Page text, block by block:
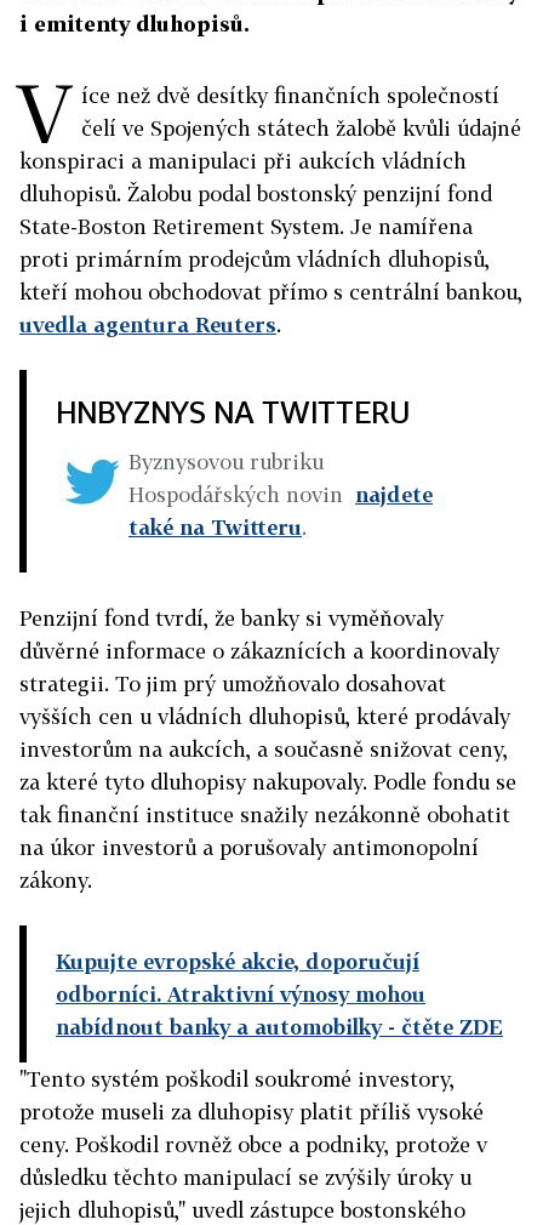
i emitenty dluhopisů.
V íce než dvě desítky finančních společností
čelí ve Spojených státech žalobě kvůli údajné
konspiraci a manipulaci při aukcích vládních
dluhopisů. Žalobu podal bostonský penzijní fond
State-Boston Retirement System. Je namířena
proti primárním prodejcům vládních dluhopisů,
kteří mohou obchodovat přímo s centrální bankou,
uvedla agentura Reuters.
HNBYZNYS NA TWITTERU
Byznysovou rubriku
Hospodářských novin najdete
také na Twitteru.
Penzijní fond tvrdí, že banky si vyměňovaly
důvěrné informace o zákaznících a koordinovaly
strategii. To jim prý umožňovalo dosahovat
vyšších cen u vládních dluhopisů, které prodávaly
investorům na aukcích, a současně snižovat ceny,
za které tyto dluhopisy nakupovaly. Podle fondu se
tak finanční instituce snažily nezákonně obohatit
na úkor investorů a porušovaly antimonopolní
zákony.
Kupujte evropské akcie, doporučují
odborníci. Atraktivní výnosy mohou
nabídnout banky a automobilky- čtěte ZDE
"Tento systém poškodil soukromé investory,
protože museli za dluhopisy platit příliš vysoké
ceny. Poškodil rovněž obce a podniky, protože v
důsledku těchto manipulací se zvýšily úroky u
jejich dluhopisů," uvedl zástupce bostonského